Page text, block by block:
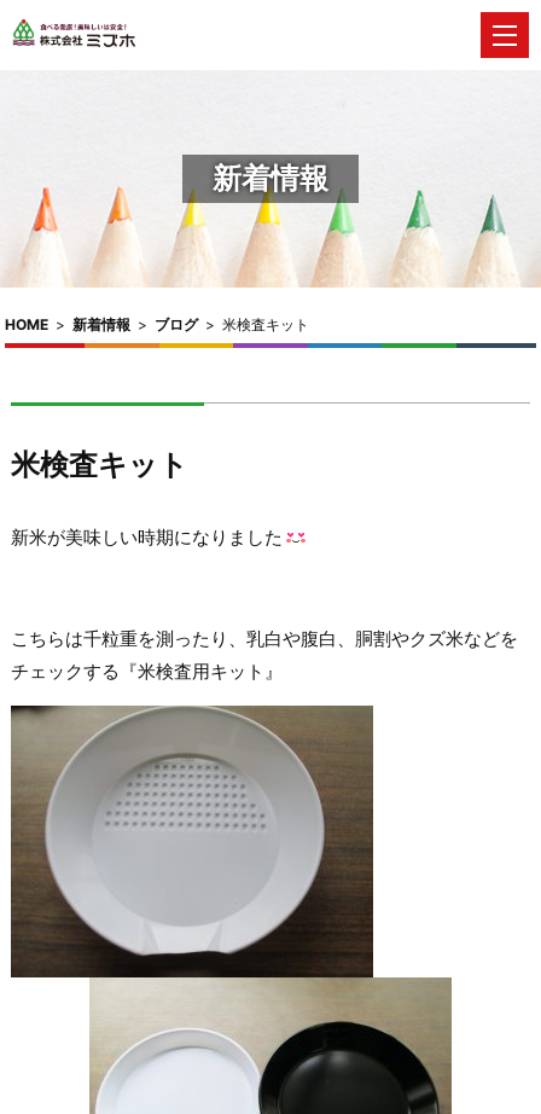
新着情報
HOME > 新着情報 > ブログ> 米検査キット
米検査キット
新米が美味しい時期になりました
こちらは千粒重を測ったり、乳白や腹白、胴割やクズ米などを
チェックする『米検査用キット』